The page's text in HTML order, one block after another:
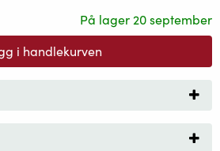
På lager 20 september
i handlekurven